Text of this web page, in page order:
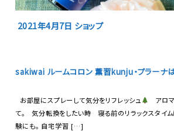
2021年4月7日 ショップ
sakiwai ルームコロン 薫習kunju・プラーナ
お部屋にスプレーして気分をリフレッシュ
アロ
て。 気分転換をしたい時 寝る前のリラックスタ
験にも。 自宅学習 […]